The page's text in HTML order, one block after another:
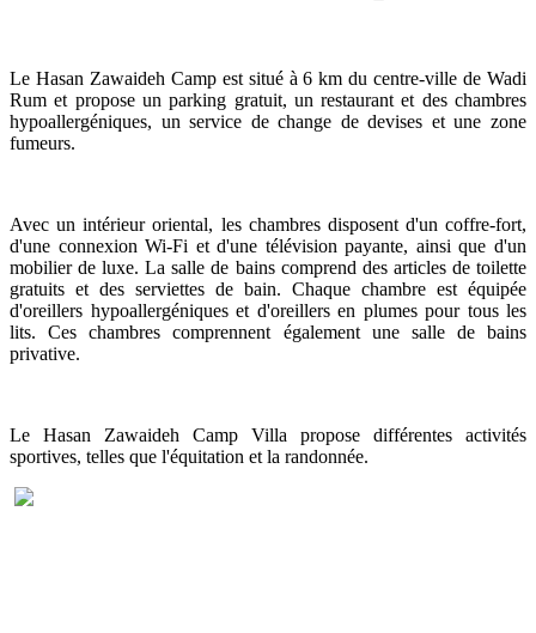
Le Hasan Zawaideh Camp est situé à 6 km du centre-ville de Wadi
Rum et propose un parking gratuit, un restaurant et des chambres
hypoallergéniques, un service de change de devises et une zone
fumeurs.
Avec un intérieur oriental, les chambres disposent d'un coffre-fort,
d'une connexion Wi-Fi et d'une télévision payante, ainsi que d'un
mobilier de luxe. La salle de bains comprend des articles de toilette
gratuits et des serviettes de bain. Chaque chambre est équipée
d'oreillers hypoallergéniques et d'oreillers en plumes pour tous les
lits. Ces chambres comprennent également une salle de bains
privative.
Le Hasan Zawaideh Camp Villa propose différentes activités
sportives, telles que l'équitation et la randonnée.